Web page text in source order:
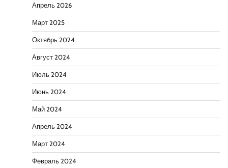
Апрель 2026
Март 2025
Октябрь 2024
Август 2024
Июль 2024
Июнь 2024
Май 2024
Апрель 2024
Март 2024
Февраль 2024